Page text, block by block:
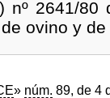
nº 2641/
ovino y
» núm. 89, de 4